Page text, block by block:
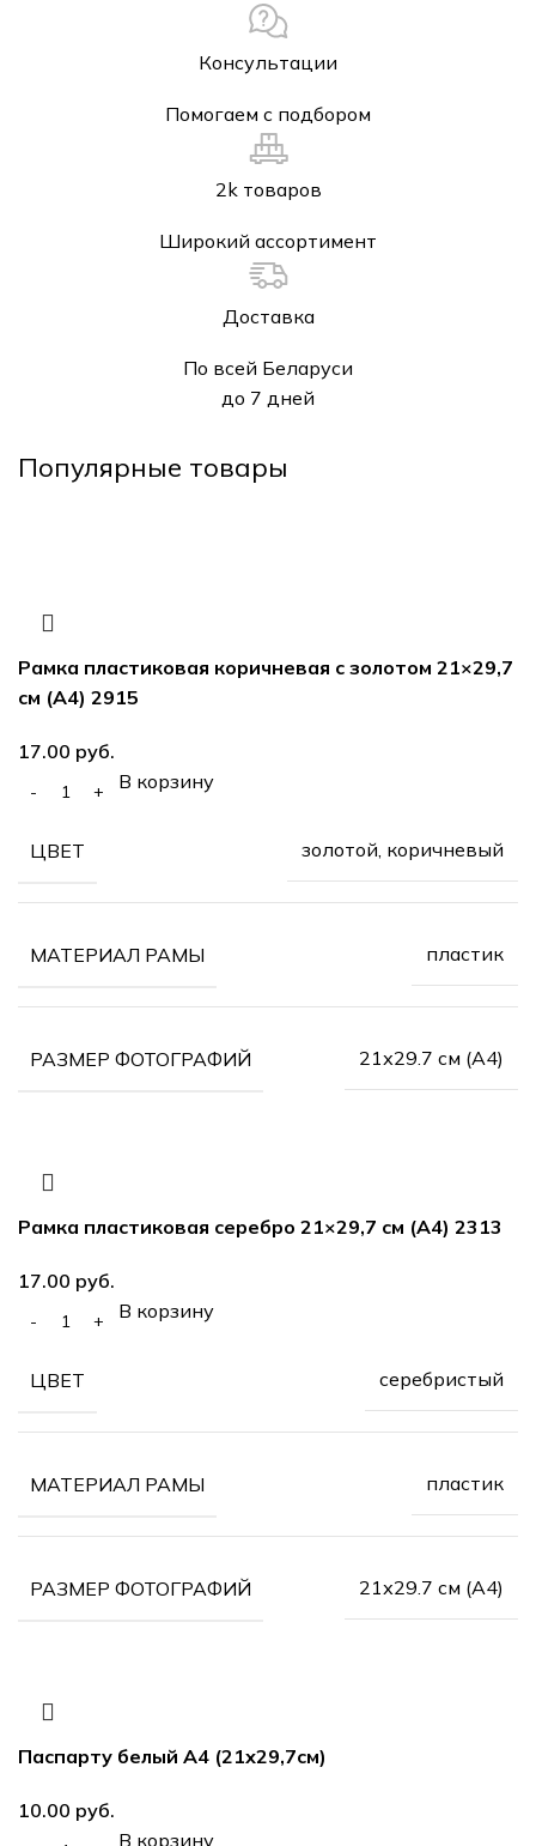
Консультации
Помогаем с подбором
2k товаров
Широкий ассортимент
Доставка
По всей Беларуси
до 7 дней
Популярные товары
Рамка пластиковая коричневая с золотом 21×29,7
см (А4) 2915
17.00 руб.
В корзину
ЦВЕТ золотой, коричневый
МАТЕРИАЛ РАМЫ пластик
РАЗМЕР ФОТОГРАФИЙ 21х29.7 см (А4)
Рамка пластиковая серебро 21×29,7 см (А4) 2313
17.00 руб.
В корзину
ЦВЕТ серебристый
МАТЕРИАЛ РАМЫ пластик
РАЗМЕР ФОТОГРАФИЙ 21х29.7 см (А4)
Паспарту белый А4 (21х29,7см)
10.00 руб.
В корзину